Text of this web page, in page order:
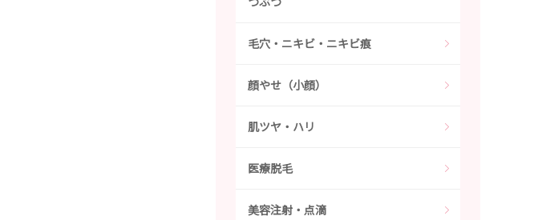
毛穴・ニキビ・ニキビ痕
顔やせ（小顔）
肌ツヤ・ハリ
医療脱毛
美容注射・点滴